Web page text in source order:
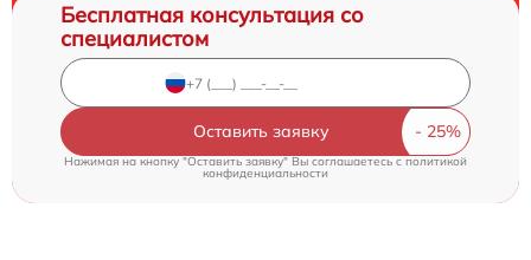
Бесплатная консультация со
специалистом
Оставить заявку
Нажимая на кнопку "Оставить заявку" Вы соглашаетесь c политикой
конфиденциальности